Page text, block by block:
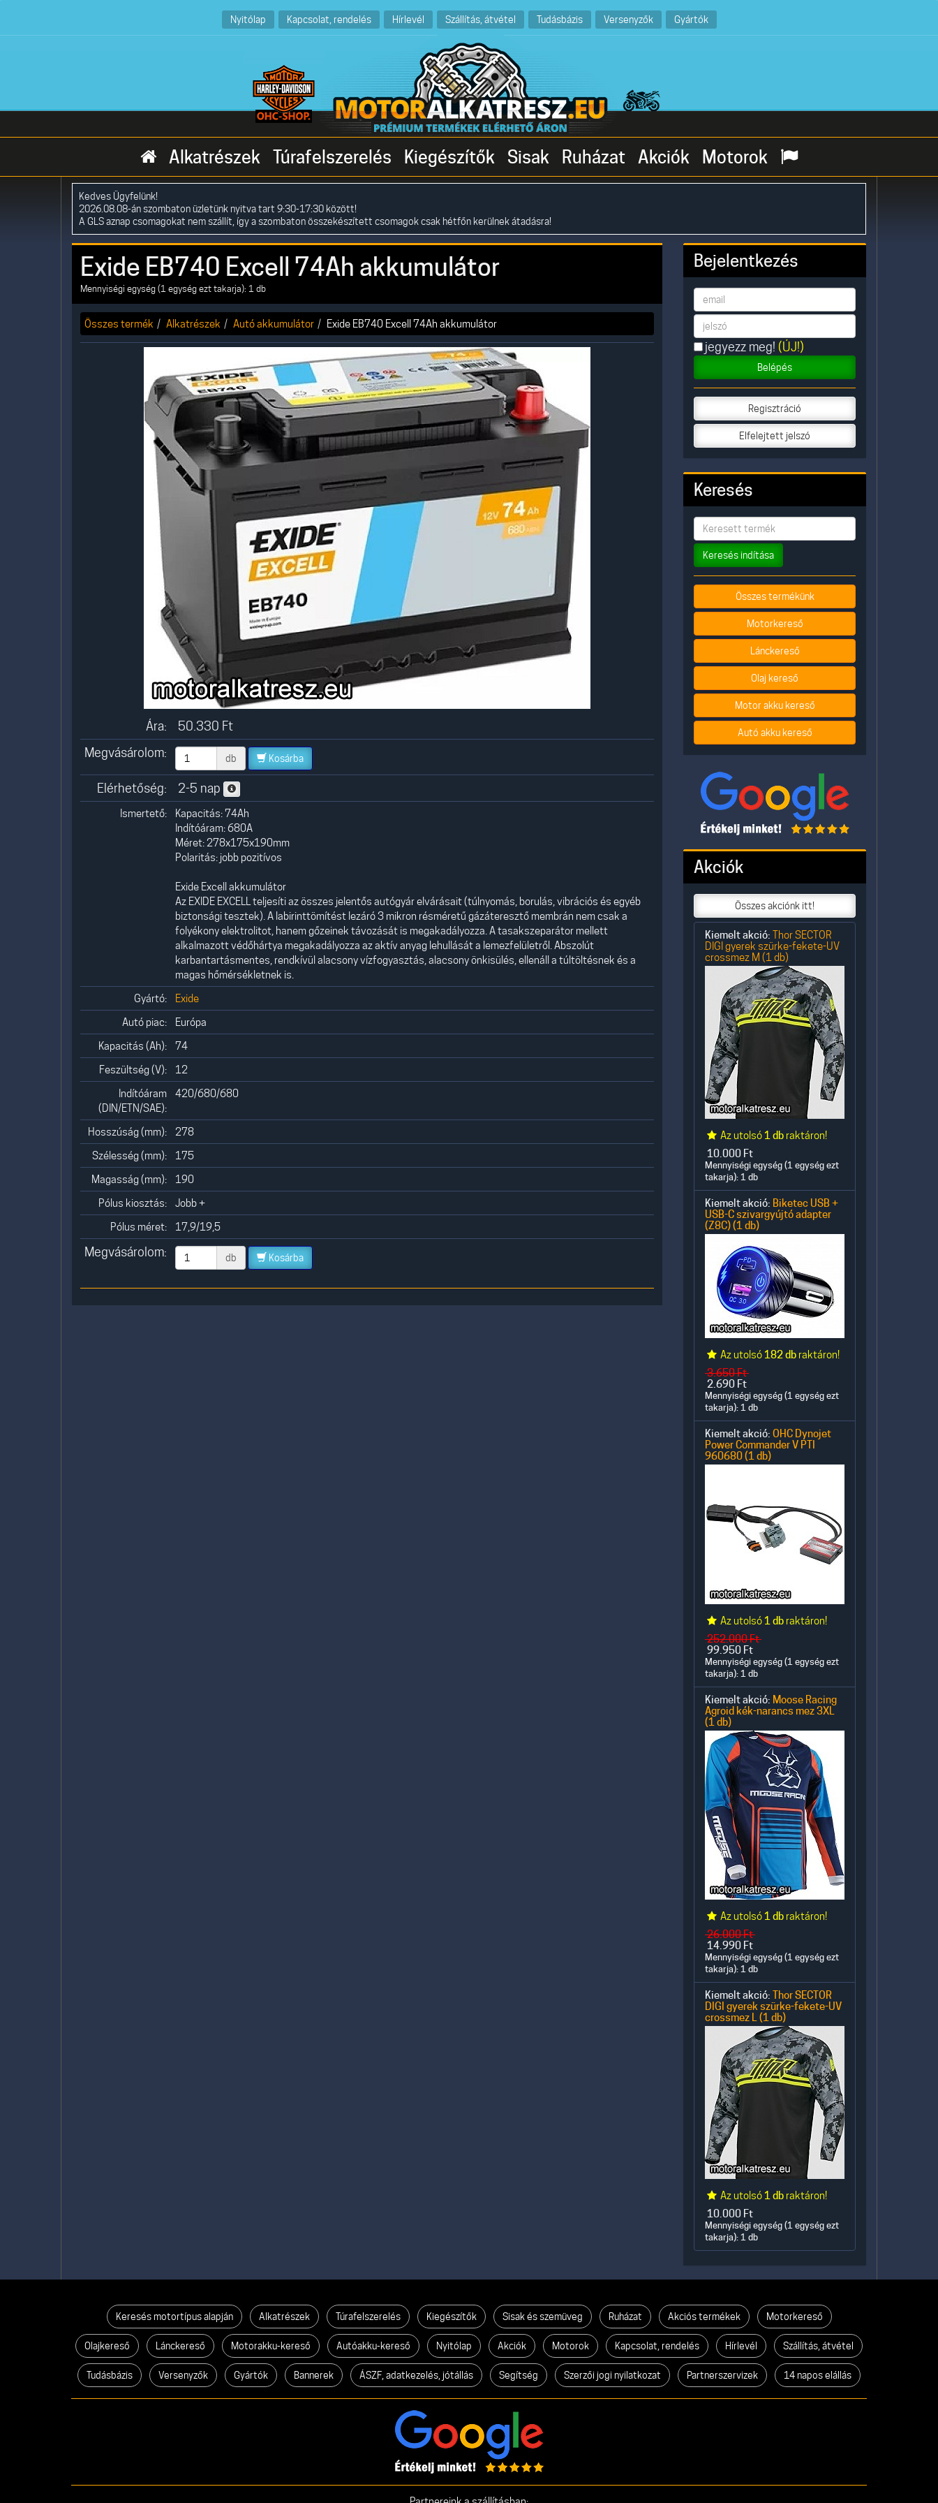
Nyitólap Kapcsolat, rendelés Hírlevél Szállítás, átvétel Tudásbázis Versenyzők Gyártók
Alkatrészek Túrafelszerelés Kiegészítők Sisak Ruházat Akciók Motorok
Kedves Ügyfelünk!
2026.08.08-án szombaton üzletünk nyitva tart 9:30-17:30 között!
A GLS aznap csomagokat nem szállít, így a szombaton összekészített csomagok csak hétfőn kerülnek átadásra!
Exide EB740 Excell 74Ah akkumulátor
Mennyiségi egység (1 egység ezt takarja): 1 db
Összes termék Alkatrészek Autó akkumulátor Exide EB740 Excell 74Ah akkumulátor
Ára: 50.330 Ft
Megvásárolom:
db Kosárba
Elérhetőség: 2-5 nap
Ismertető:
Kapacitás: 74Ah
Indítóáram: 680A
Méret: 278x175x190mm
Polaritás: jobb pozitívos
Exide Excell akkumulátor
Az EXIDE EXCELL teljesíti az összes jelentős autógyár elvárásait (túlnyomás, borulás, vibrációs és egyéb
biztonsági tesztek). A labirinttömítést lezáró 3 mikron résméretű gázáteresztő membrán nem csak a
folyékony elektrolitot, hanem gőzeinek távozását is megakadályozza. A tasakszeparátor mellett
alkalmazott védőhártya megakadályozza az aktív anyag lehullását a lemezfelületről. Abszolút
karbantartásmentes, rendkívül alacsony vízfogyasztás, alacsony önkisülés, ellenáll a túltöltésnek és a
magas hőmérsékletnek is.
Gyártó:
Exide
Autó piac:
Európa
Kapacitás (Ah):
74
Feszültség (V):
12
Indítóáram
(DIN/ETN/SAE):
420/680/680
Hosszúság (mm):
278
Szélesség (mm):
175
Magasság (mm):
190
Pólus kiosztás:
Jobb +
Pólus méret:
17,9/19,5
Megvásárolom: db Kosárba
Bejelentkezés
jegyezz meg! (ÚJ!)
Belépés
Regisztráció
Elfelejtett jelszó
Keresés
Keresés indítása
Összes termékünk
Motorkereső
Lánckereső
Olaj kereső
Motor akku kereső
Autó akku kereső
Akciók
Összes akciónk itt!
Kiemelt akció: Thor SECTOR
DIGI gyerek szürke-fekete-UV
crossmez M (1 db)
Az utolsó 1 db raktáron!
10.000 Ft
Mennyiségi egység (1 egység ezt
takarja): 1 db
Kiemelt akció: Biketec USB +
USB-C szivargyújtó adapter
(Z8C) (1 db)
Az utolsó 182 db raktáron!
3.650Ft
2.690 Ft
Mennyiségi egység (1 egység ezt
takarja): 1 db
Kiemelt akció: OHC Dynojet
Power Commander V PTI
960680 (1 db)
Az utolsó 1 db raktáron!
252.000Ft
99.950 Ft
Mennyiségi egység (1 egység ezt
takarja): 1 db
Kiemelt akció: Moose Racing
Agroid kék-narancs mez 3XL
(1 db)
Az utolsó 1 db raktáron!
26.000Ft
14.990 Ft
Mennyiségi egység (1 egység ezt
takarja): 1 db
Kiemelt akció: Thor SECTOR
DIGI gyerek szürke-fekete-UV
crossmez L (1 db)
Az utolsó 1 db raktáron!
10.000 Ft
Mennyiségi egység (1 egység ezt
takarja): 1 db
Keresés motortípus alapján Alkatrészek Túrafelszerelés Kiegészítők Sisak és szemüveg Ruházat Akciós termékek Motorkereső
Olajkereső Lánckereső Motorakku-kereső Autóakku-kereső Nyitólap Akciók Motorok Kapcsolat, rendelés Hírlevél Szállítás, átvétel
Tudásbázis Versenyzők Gyártók Bannerek ÁSZF, adatkezelés, jótállás Segítség Szerzői jogi nyilatkozat Partnerszervizek 14 napos elállás